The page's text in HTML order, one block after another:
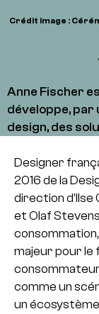
Crédit image :
Anne Fischer
développe,
design, des
Designer
2016 de la
direction
et Olaf
majeur pour le
comme un
un